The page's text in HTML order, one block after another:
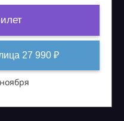
27 990 ₽